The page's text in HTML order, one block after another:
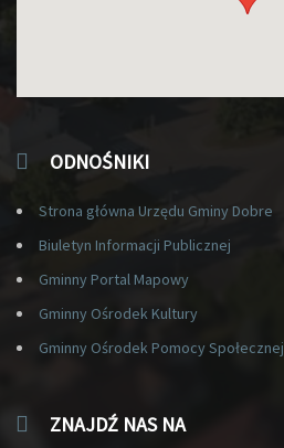
ODNOŚNIKI
Strona główna Urzędu Gminy Dobre
Biuletyn Informacji Publicznej
Gminny Portal Mapowy
Gminny Ośrodek Kultury
Gminny Ośrodek Pomocy Społecznej
ZNAJDŹ NAS NA